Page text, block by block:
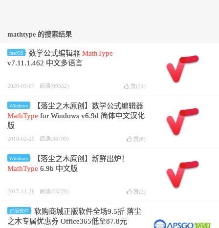
mathtype 的搜索结果
macOS 数学公式编辑器 MathType
v7.11.1.462 中文多语言
2026-03-07 阅读(69552) 赞(24)
Windows
【落尘之木原创】数学公式编辑器
MathType for Windows v6.9d 简体中文汉化
版
2018-02-20 阅读(33799) 赞(8)
Windows
【落尘之木原创】新鲜出炉！
MathType 6.9b 中文版
2017-11-28 阅读(23228) 赞(2)
正版软件
软购商城正版软件全场9.5折 落尘
之木专属优惠券 Office365低至87.8元